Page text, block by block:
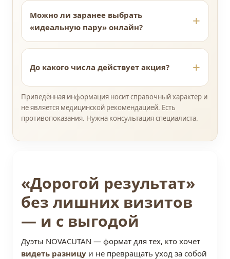
Можно ли заранее выбрать
«идеальную пару» онлайн?
До какого числа действует акция?
Приведённая информация носит справочный характер и
не является медицинской рекомендацией. Есть
противопоказания. Нужна консультация специалиста.
«Дорогой результат»
без лишних визитов
— и с выгодой
Дуэты NOVACUTAN — формат для тех, кто хочет
видеть разницу и не превращать уход за собой